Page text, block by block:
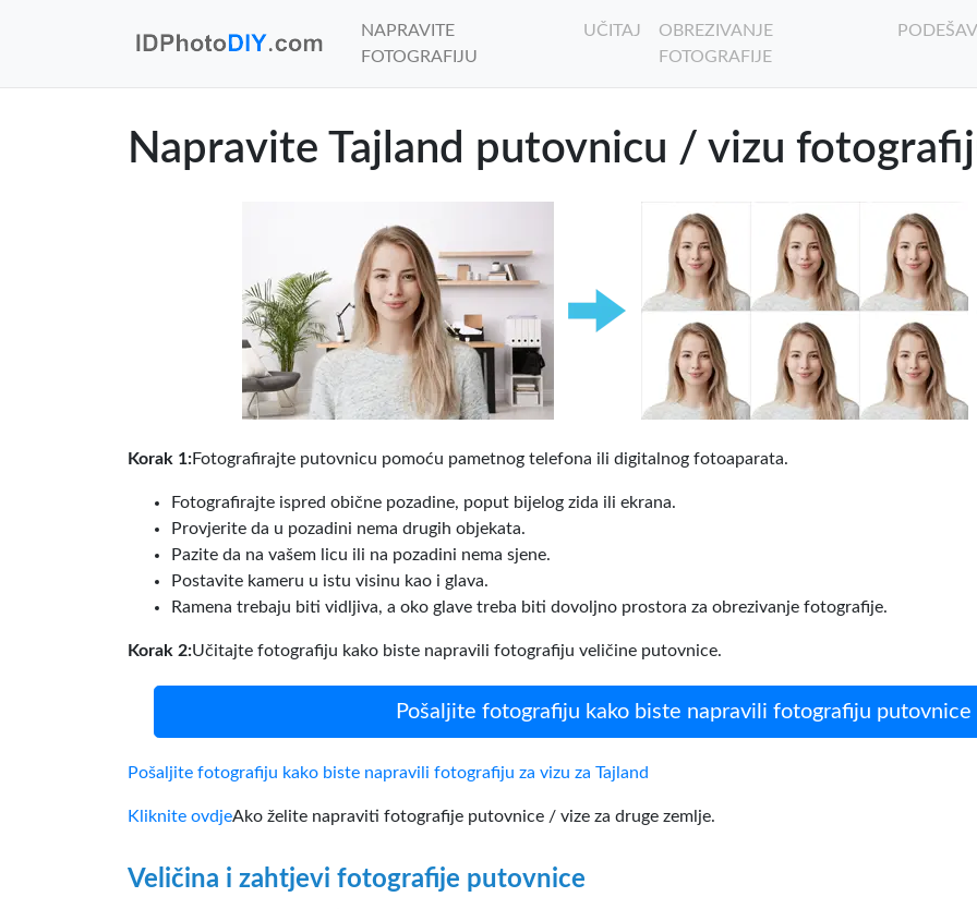
NAPRAVITE
FOTOGRAFIJU
UČITAJ
OBREZIVANJE
FOTOGRAFIJE
Napravite Tajland putovnicu / vizu
Korak 1:Fotografirajte putovnicu pomoću pametnog telefona ili digitalnog fotoaparata.
Fotografirajte ispred obične pozadine, poput bijelog zida ili ekrana.
Provjerite da u pozadini nema drugih objekata.
Pazite da na vašem licu ili na pozadini nema sjene.
Postavite kameru u istu visinu kao i glava.
Ramena trebaju biti vidljiva, a oko glave treba biti dovoljno prostora za obrezivanje fotografije.
Korak 2:Učitajte fotografiju kako biste napravili fotografiju veličine putovnice.
Pošaljite fotografiju kako biste napravili fotografiju putovnice
Pošaljite fotografiju kako biste napravili fotografiju za vizu za Tajland
Kliknite ovdjeAko želite napraviti fotografije putovnice / vize za druge zemlje.
Veličina i zahtjevi fotografije putovnice